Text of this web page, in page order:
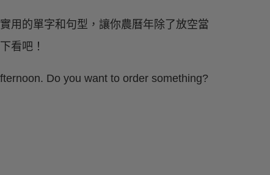
用的單字和句型，讓你農曆年除了放空當
看吧！
Do you want to order something?